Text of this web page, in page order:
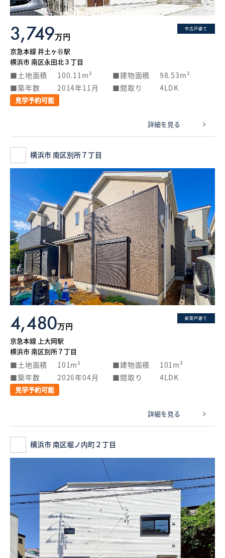
中古戸建て
3,749万円
京急本線 井土ヶ谷駅
横浜市 南区永田北３丁目
土地面積 100.11m² 建物面積
98.53m²
築年数
2014年11月 間取り 4LDK
見学予約可能
詳細を見る
横浜市 南区別所７丁目
新築戸建て
4,480万円
京急本線 上大岡駅
横浜市 南区別所７丁目
土地面積 101m² 建物面積
101m²
築年数
2026年04月 間取り 4LDK
見学予約可能
詳細を見る
横浜市 南区堀ノ内町２丁目